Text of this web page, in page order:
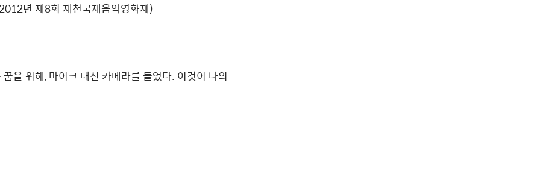
년 제8회 제천국제음악영화제)
을 위해, 마이크 대신 카메라를 들었다. 이것이 나의